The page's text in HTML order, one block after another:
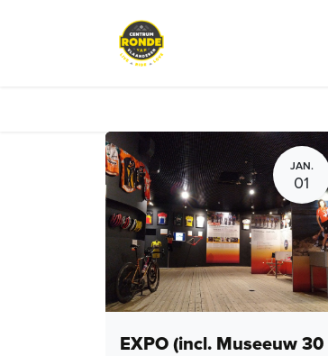
JAN.
01
EXPO (incl. Museeuw 30